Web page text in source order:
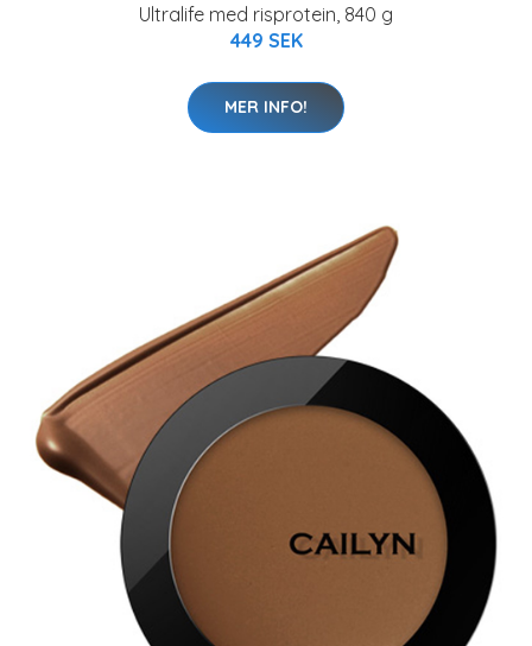
Ultralife med risprotein, 840 g
449 SEK
MER INFO!